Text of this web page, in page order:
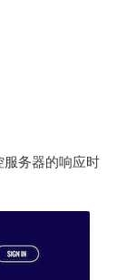
务器的响应时